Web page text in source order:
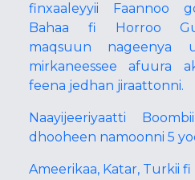
finxaaleyyii Faannoo
Bahaa fi Horroo
maqsuun nageenya
mirkaneessee afuura
feena jedhan jiraattonni.
Naayijeeriyaatti
dhooheen namoonni 5
Ameerikaa, Katar, Turkii fi